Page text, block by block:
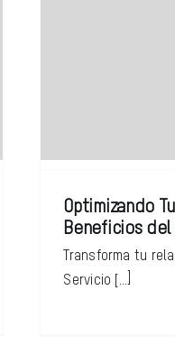
Optimizando
Beneficios del
Transforma tu
Servicio [...]